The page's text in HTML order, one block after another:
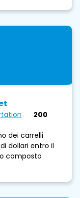
200
dei carrelli
dollari entro il
composto